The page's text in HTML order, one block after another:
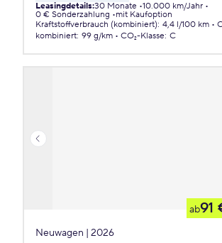
Leasingdetails:30 Monate 10.000 km/Jahr
0 € Sonderzahlung
mit Kaufoption
Kraftstoffverbrauch (kombiniert): 4,4 l/100 km
kombiniert: 99 g/km CO₂-Klasse: C
ab91
Neuwagen | 2026